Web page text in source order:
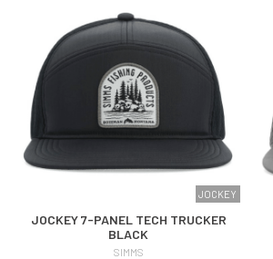
JOCKEY
JOCKEY 7-PANEL TECH TRUCKER
BLACK
SIMMS